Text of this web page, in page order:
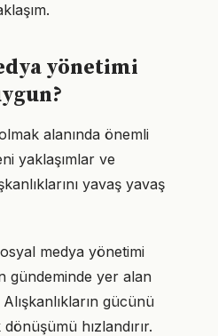
yönetimi
alanında önemli
yaklaşımlar ve
yavaş yavaş
medya yönetimi
gündeminde yer alan
gücünü
hızlandırır.